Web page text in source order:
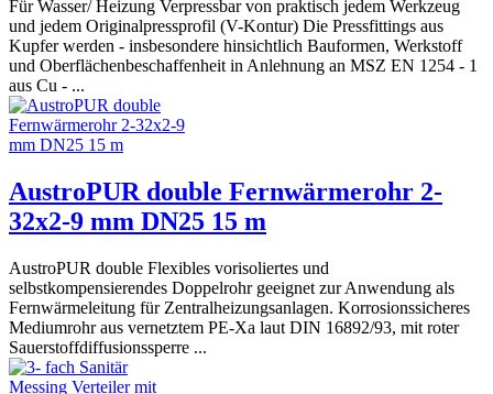
Für Wasser/ Heizung Verpressbar von praktisch jedem Werkzeug
und jedem Originalpressprofil (V-Kontur) Die Pressfittings aus
Kupfer werden - insbesondere hinsichtlich Bauformen, Werkstoff
und Oberflächenbeschaffenheit in Anlehnung an MSZ EN 1254 - 1
aus Cu - ...
AustroPUR double Fernwärmerohr 2-
32x2-9 mm DN25 15 m
AustroPUR double Flexibles vorisoliertes und
selbstkompensierendes Doppelrohr geeignet zur Anwendung als
Fernwärmeleitung für Zentralheizungsanlagen. Korrosionssicheres
Mediumrohr aus vernetztem PE-Xa laut DIN 16892/93, mit roter
Sauerstoffdiffusionssperre ...